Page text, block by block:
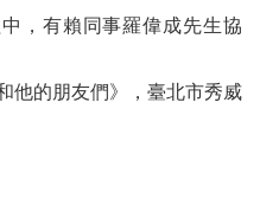
，有賴同事羅偉成先生協
的朋友們》，臺北市秀威